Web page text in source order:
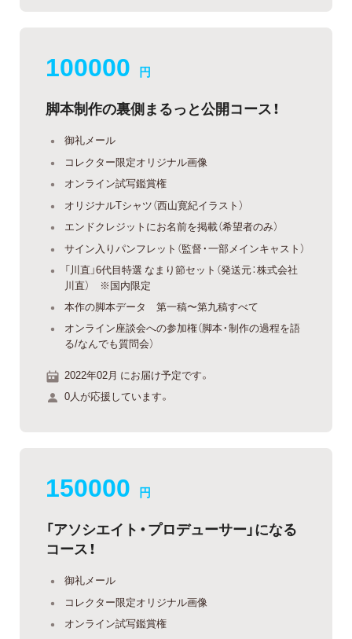
100000 円
脚本制作の裏側まるっと公開コース！
御礼メール
コレクター限定オリジナル画像
オンライン試写鑑賞権
オリジナルTシャツ（西山寛紀イラスト）
エンドクレジットにお名前を掲載（希望者のみ）
サイン入りパンフレット（監督・一部メインキャスト）
「川直」6代目特選 なまり節セット（発送元：株式会社
川直） ※国内限定
本作の脚本データ 第一稿〜第九稿すべて
オンライン座談会への参加権（脚本・制作の過程を語
る/なんでも質問会）
2022年02月 にお届け予定です。
0人が応援しています。
150000 円
「アソシエイト・プロデューサー」になる
コース！
御礼メール
コレクター限定オリジナル画像
オンライン試写鑑賞権